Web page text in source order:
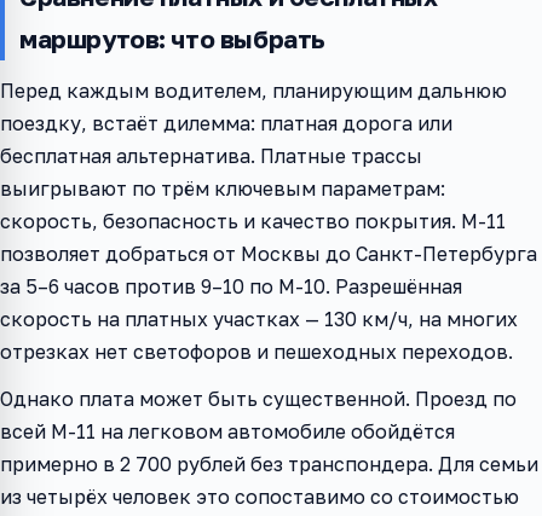
маршрутов: что выбрать
Перед каждым водителем, планирующим дальнюю
поездку, встаёт дилемма: платная дорога или
бесплатная альтернатива. Платные трассы
выигрывают по трём ключевым параметрам:
скорость, безопасность и качество покрытия. М-11
позволяет добраться от Москвы до Санкт-Петербурга
за 5–6 часов против 9–10 по М-10. Разрешённая
скорость на платных участках — 130 км/ч, на многих
отрезках нет светофоров и пешеходных переходов.
Однако плата может быть существенной. Проезд по
всей М-11 на легковом автомобиле обойдётся
примерно в 2 700 рублей без транспондера. Для семьи
из четырёх человек это сопоставимо со стоимостью